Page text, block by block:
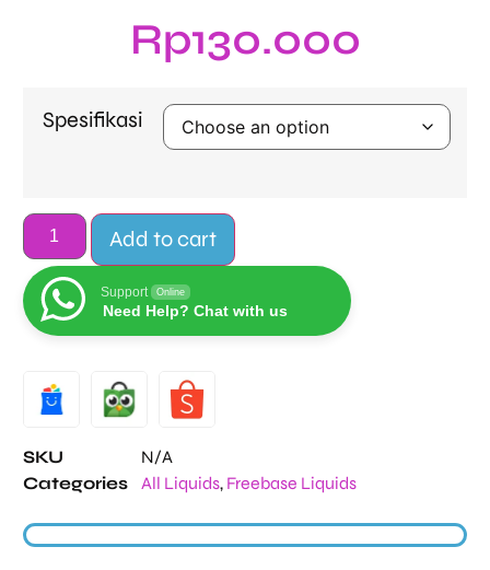
Rp130.000
Spesifikasi
Add to cart
Support Online
Need Help? Chat with us
SKU
N/A
Categories
All Liquids, Freebase Liquids